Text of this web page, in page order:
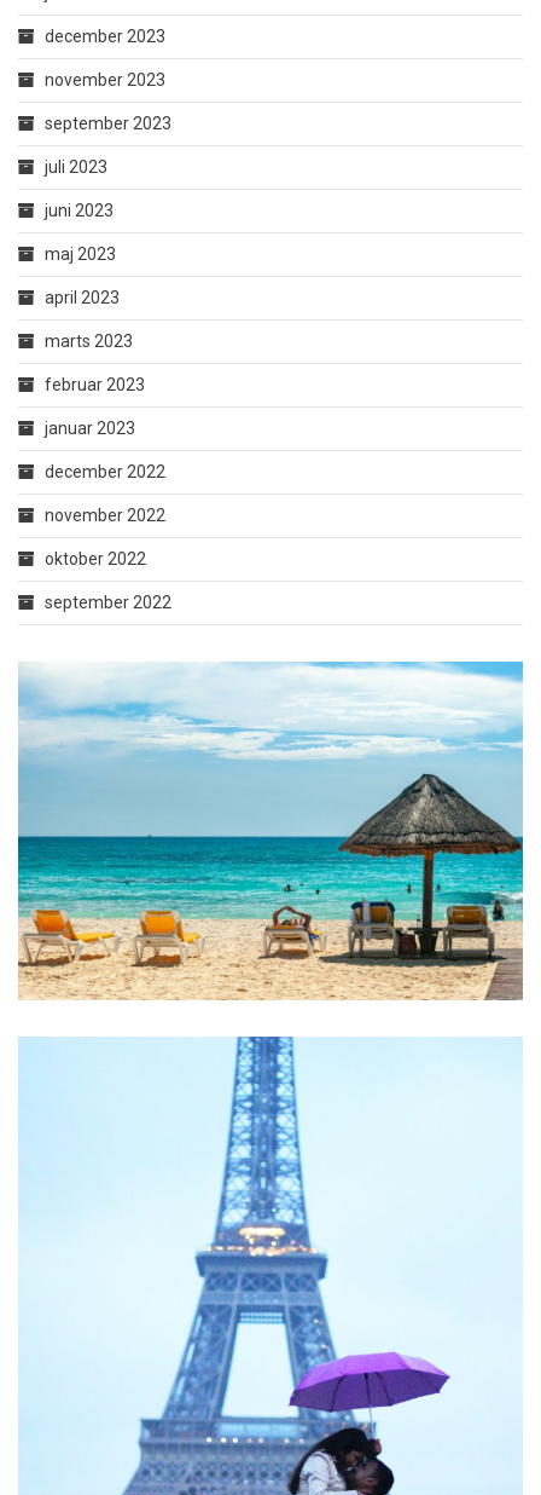
december 2023
november 2023
september 2023
juli 2023
juni 2023
maj 2023
april 2023
marts 2023
februar 2023
januar 2023
december 2022
november 2022
oktober 2022
september 2022